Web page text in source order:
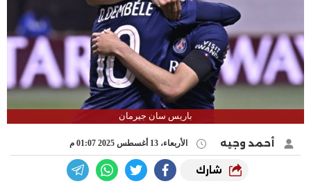
باريس سان جيرمان
أحمد وجيه الأربعاء، 13 أغسطس 2025 01:07 م
شارك